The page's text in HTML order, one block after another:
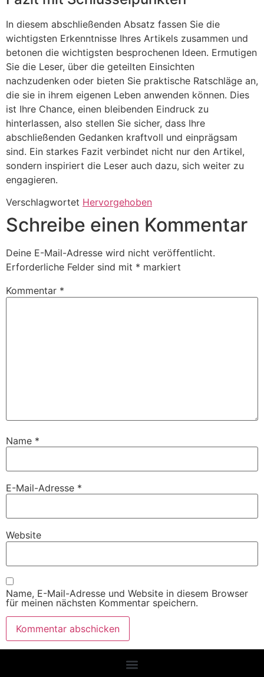
In diesem abschließenden Absatz fassen Sie die
wichtigsten Erkenntnisse Ihres Artikels zusammen und
betonen die wichtigsten besprochenen Ideen. Ermutigen
Sie die Leser, über die geteilten Einsichten
nachzudenken oder bieten Sie praktische Ratschläge an,
die sie in ihrem eigenen Leben anwenden können. Dies
ist Ihre Chance, einen bleibenden Eindruck zu
hinterlassen, also stellen Sie sicher, dass Ihre
abschließenden Gedanken kraftvoll und einprägsam
sind. Ein starkes Fazit verbindet nicht nur den Artikel,
sondern inspiriert die Leser auch dazu, sich weiter zu
engagieren.
Verschlagwortet Hervorgehoben
Schreibe einen Kommentar
Deine E-Mail-Adresse wird nicht veröffentlicht.
Erforderliche Felder sind mit * markiert
Kommentar *
Name *
E-Mail-Adresse *
Website
Name, E-Mail-Adresse und Website in diesem Browser
für meinen nächsten Kommentar speichern.